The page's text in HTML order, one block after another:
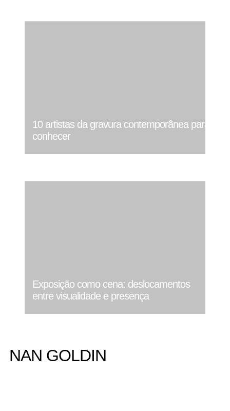
10 artistas da gravura contemporânea para
conhecer
Exposição como cena: deslocamentos
entre visualidade e presença
NAN GOLDIN